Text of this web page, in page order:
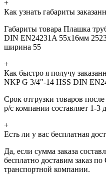
+
Как узнать габариты
Габариты товара Плашка
DIN EN24231A 55x16мм
ширина 55
+
Как быстро я получу
NKP G 3/4"-14 HSS DIN
Срок отгрузки товаров
р/с компании составляет 1-3
+
Есть ли у вас бесплатная
Да, если сумма заказа
бесплатно доставим заказ
транспортной компании.